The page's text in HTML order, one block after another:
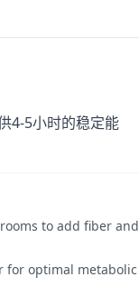
4-5小时的稳定能
to add fiber and
for optimal metabolic